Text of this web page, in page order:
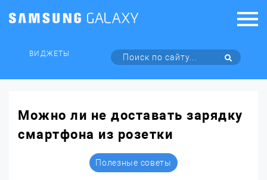
ВИДЖЕТЫ
Можно ли не доставать зарядку
смартфона из розетки
Полезные советы